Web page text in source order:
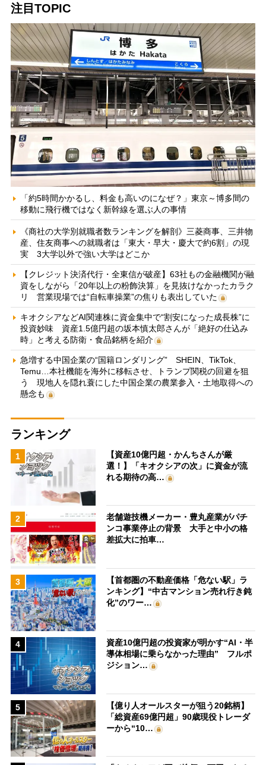
注目TOPIC
「約5時間かかるし、料金も高いのになぜ？」東京～博多間の
移動に飛行機ではなく新幹線を選ぶ人の事情
《商社の大学別就職者数ランキングを解剖》三菱商事、三井物
産、住友商事への就職者は「東大・早大・慶大で約6割」の現
実 3大学以外で強い大学はどこか
【クレジット決済代行・全東信が破産】63社もの金融機関が融
資をしながら「20年以上の粉飾決算」を見抜けなかったカラク
リ 営業現場では“自転車操業”の焦りも表出していた
キオクシアなどAI関連株に資金集中で“割安になった成長株”に
投資妙味 資産1.5億円超の坂本慎太郎さんが「絶好の仕込み
時」と考える防衛・食品銘柄を紹介
急増する中国企業の“国籍ロンダリング” SHEIN、TikTok、
Temu…本社機能を海外に移転させ、トランプ関税の回避を狙
う 現地人を隠れ蓑にした中国企業の農業参入・土地取得への
懸念も
ランキング
1
【資産10億円超・かんちさんが厳
選！】「キオクシアの次」に資金が流
れる期待の高…
2
老舗遊技機メーカー・豊丸産業がパチ
ンコ事業停止の背景 大手と中小の格
差拡大に拍車…
3
【首都圏の不動産価格「危ない駅」ラ
ンキング】“中古マンション売れ行き鈍
化”のワー…
4
資産10億円超の投資家が明かす“AI・半
導体相場に乗らなかった理由” フルポ
ジション…
5
【億り人オールスターが狙う20銘柄】
「総資産69億円超」90歳現役トレーダ
ーから“10…